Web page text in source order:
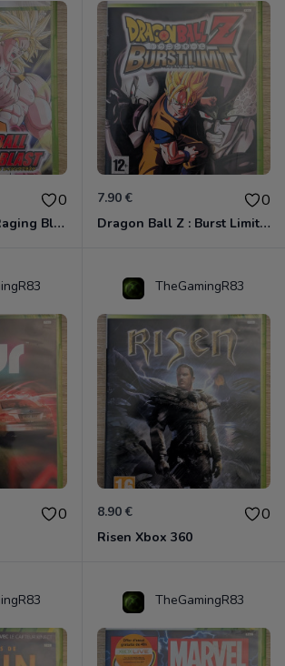
0
Dragon Ball Z - Raging Blast Xbox 360
7.90 € 0
Dragon Ball Z : Burst Limit Xbox 360
0
TheGamingR83
8.90 € 0
Risen Xbox 360
TheGamingR83